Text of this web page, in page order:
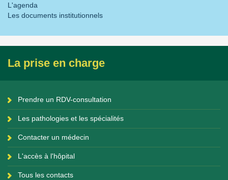
L'agenda
Les documents institutionnels
La prise en charge
Prendre un RDV-consultation
Les pathologies et les spécialités
Contacter un médecin
L'accès à l'hôpital
Tous les contacts